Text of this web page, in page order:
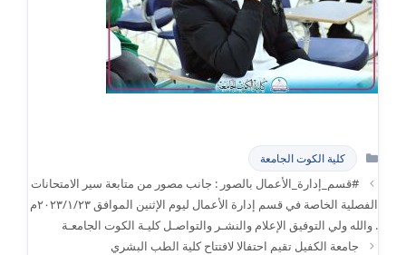
التصنيفات
كلية الكوت الجامعة
#قسم_إدارة_الأعمال بالصور : جانب مصور من متابعة سير الامتحانات
الفصلية الخاصة في قسم إدارة الأعمال ليوم الإثنين الموافق ٢٠٢٣/١/٢٣م
. والله ولي التوفيق الإعلام والنشـر والتواصـل كليـة الكوت الجامعـة
جامعة الكفيل تقيم احتفالا لافتتاح كلية الطب البشري